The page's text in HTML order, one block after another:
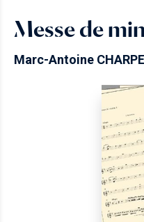
Messe de
Marc-Antoine